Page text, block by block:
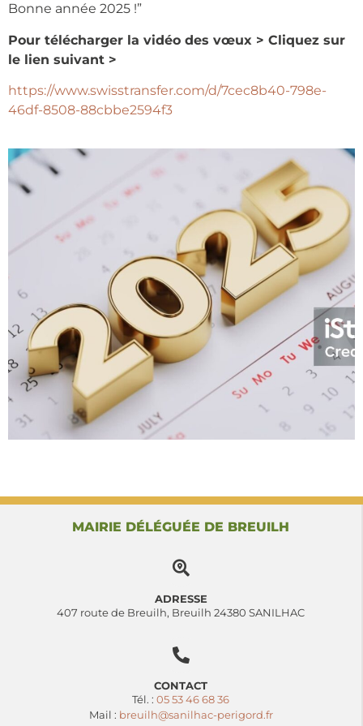
Bonne année 2025 !”
Pour télécharger la vidéo des vœux > Cliquez sur
le lien suivant >
https://www.swisstransfer.com/d/7cec8b40-798e-
46df-8508-88cbbe2594f3
MAIRIE DÉLÉGUÉE DE BREUILH
ADRESSE
407 route de Breuilh, Breuilh 24380 SANILHAC
CONTACT
Tél. : 05 53 46 68 36
Mail : breuilh@sanilhac-perigord.fr